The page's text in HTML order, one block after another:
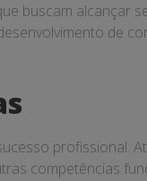
buscam alcançar
de
profissional.
competências